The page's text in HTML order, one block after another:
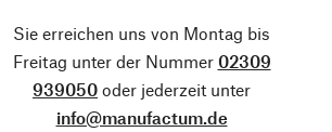
Sie erreichen uns von Montag bis
Freitag unter der Nummer 02309
939050 oder jederzeit unter
info@manufactum.de